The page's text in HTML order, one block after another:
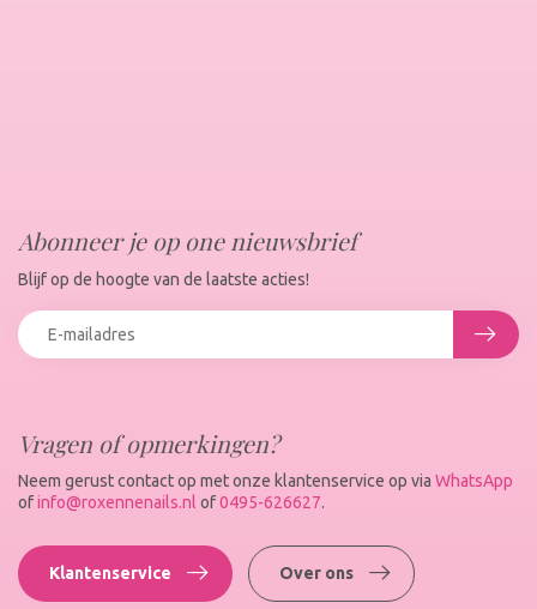
Vragen of opmerkingen?
Neem gerust contact op met onze klantenservice op via WhatsApp
ofinfo@roxennenails.nl of0495-626627.
Klantenservice Over ons
Abonneer je op one nieuwsbrief
Blijf op de hoogte van de laatste acties!